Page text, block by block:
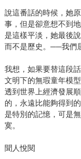
說這番話的時候，她
事，但是卻意想不到
是這樣平淡，她最後
而不是歷史。──我們
我想，如果要替這段
文明下的無瑕童年模
透到世界上經濟發展
的，永遠比能夠得到
是特別的記憶，可是
寞。
聞人悅閱